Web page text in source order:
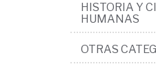
HISTORIA Y
HUMANAS
OTRAS